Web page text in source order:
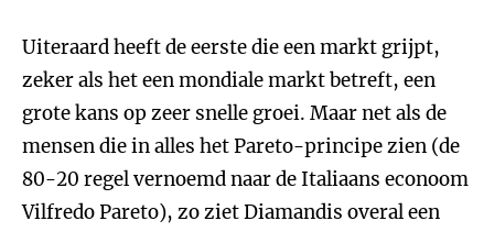
Uiteraard heeft de eerste die een markt grijpt,
zeker als het een mondiale markt betreft, een
grote kans op zeer snelle groei. Maar net als de
mensen die in alles het Pareto-principe zien (de
80-20 regel vernoemd naar de Italiaans econoom
Vilfredo Pareto), zo ziet Diamandis overal een